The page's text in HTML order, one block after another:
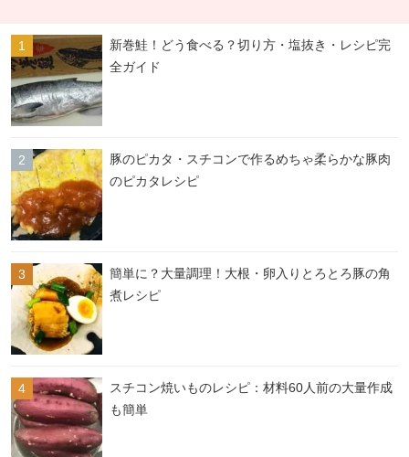
新巻鮭！どう食べる？切り方・塩抜き・レシピ完
全ガイド
豚のピカタ・スチコンで作るめちゃ柔らかな豚肉
のピカタレシピ
簡単に？大量調理！大根・卵入りとろとろ豚の角
煮レシピ
スチコン焼いものレシピ：材料60人前の大量作成
も簡単